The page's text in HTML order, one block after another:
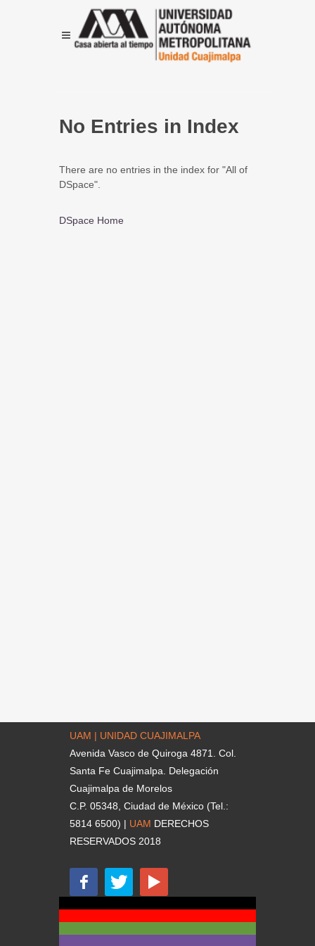
No Entries in Index
There are no entries in the index for "All of
DSpace".
DSpace Home
UAM | UNIDAD CUAJIMALPA
Avenida Vasco de Quiroga 4871. Col.
Santa Fe Cuajimalpa. Delegación
Cuajimalpa de Morelos
C.P. 05348, Ciudad de México (Tel.:
5814 6500) | UAM DERECHOS
RESERVADOS 2018